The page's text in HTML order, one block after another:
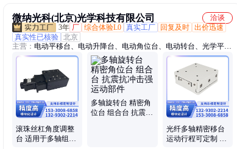
微纳光科(北京)光学科技有限公司
洽谈
3年 厂 综合体验L0 真实工厂 回复及时 出价迅速
真实性已核验 北京
主营： 电动平移台、电动升降台、电动角位台、电动转台、光学平
台、大理石平台、二维整体移动台、多轴转台、电动组合台、压电平
移台、真空位移台、直驱滑台、直驱转台、气浮转台、电动滑台、手
动位移台、手动滑台、高精度组合台、手动倾斜台、精密手动旋转
台、隔振光学平台、气浮光学平台、电动多维组合台、光学镜架、光
学镜片
滚珠丝杠角度调整
台 适用于多轴组合
多轴旋转台 精密角
位台 组合台 抗震抗
光纤多轴精密移台
运动行程可定制 传